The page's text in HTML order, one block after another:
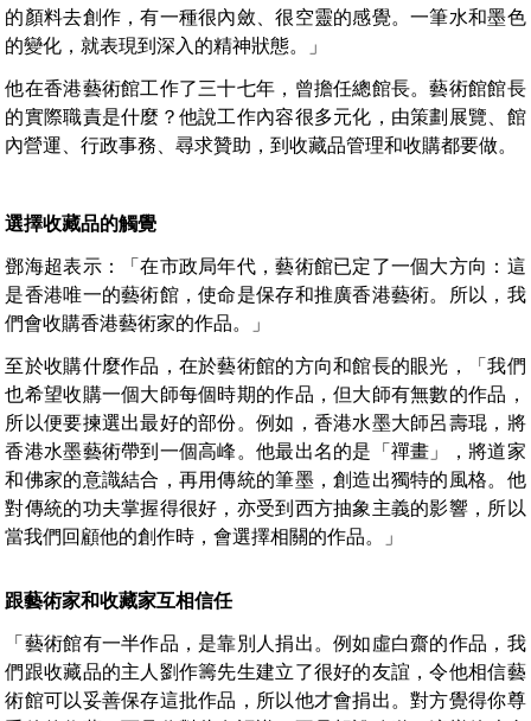
的顏料去創作，有一種很內斂、很空靈的感覺。一筆水和墨色
的變化，就表現到深入的精神狀態。」
他在香港藝術館工作了三十七年，曾擔任總館長。藝術館館長
的實際職責是什麼？他說工作內容很多元化，由策劃展覽、館
內營運、行政事務、尋求贊助，到收藏品管理和收購都要做。
選擇收藏品的觸覺
鄧海超表示：「在市政局年代，藝術館已定了一個大方向：這
是香港唯一的藝術館，使命是保存和推廣香港藝術。所以，我
們會收購香港藝術家的作品。」
至於收購什麼作品，在於藝術館的方向和館長的眼光，「我們
也希望收購一個大師每個時期的作品，但大師有無數的作品，
所以便要揀選出最好的部份。例如，香港水墨大師呂壽琨，將
香港水墨藝術帶到一個高峰。他最出名的是「禪畫」，將道家
和佛家的意識結合，再用傳統的筆墨，創造出獨特的風格。他
對傳統的功夫掌握得很好，亦受到西方抽象主義的影響，所以
當我們回顧他的創作時，會選擇相關的作品。」
跟藝術家和收藏家互相信任
「藝術館有一半作品，是靠別人捐出。例如虛白齋的作品，我
們跟收藏品的主人劉作籌先生建立了很好的友誼，令他相信藝
術館可以妥善保存這批作品，所以他才會捐出。對方覺得你尊